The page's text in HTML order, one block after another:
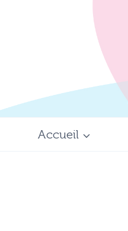
Accueil